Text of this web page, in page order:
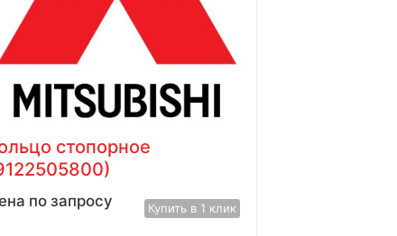
стопорное
по запросу Купить в 1 клик